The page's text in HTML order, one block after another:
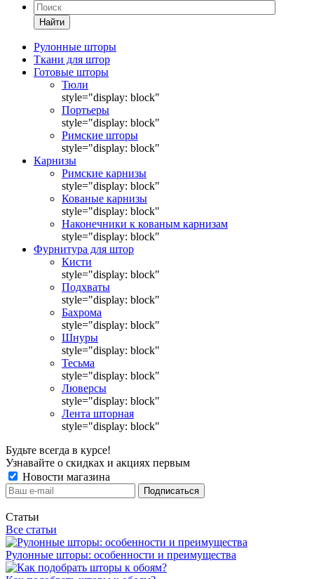
Найти
Рулонные шторы
Ткани для штор
Готовые шторы
Тюли
style="display: block"
Портьеры
style="display: block"
Римские шторы
style="display: block"
Карнизы
Римские карнизы
style="display: block"
Кованые карнизы
style="display: block"
Наконечники к кованым карнизам
style="display: block"
Фурнитура для штор
Кисти
style="display: block"
Подхваты
style="display: block"
Бахрома
style="display: block"
Шнуры
style="display: block"
Тесьма
style="display: block"
Люверсы
style="display: block"
Лента шторная
style="display: block"
Будьте всегда в курсе!
Узнавайте о скидках и акциях первым
Новости магазина
Статьи
Все статьи
Рулонные шторы: особенности и преимущества